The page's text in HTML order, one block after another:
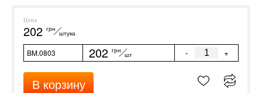
Цена
202 грн
штука
BM.0803 202 грн
шт - +
В корзину